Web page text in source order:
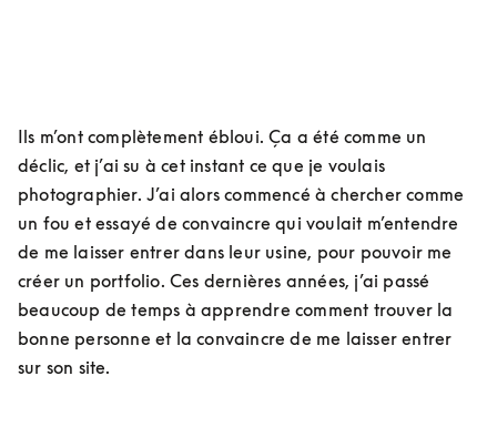
Ils m’ont complètement ébloui. Ça a été comme un
déclic, et j’ai su à cet instant ce que je voulais
photographier. J’ai alors commencé à chercher comme
un fou et essayé de convaincre qui voulait m’entendre
de me laisser entrer dans leur usine, pour pouvoir me
créer un portfolio. Ces dernières années, j’ai passé
beaucoup de temps à apprendre comment trouver la
bonne personne et la convaincre de me laisser entrer
sur son site.